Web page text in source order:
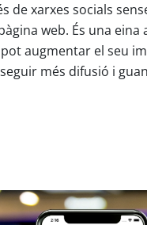
de xarxes socials
web. És una eina
augmentar el seu
més difusió i